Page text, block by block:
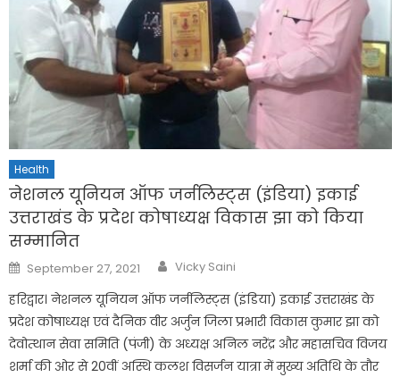
Health
नेशनल यूनियन ऑफ जर्नलिस्ट्स (इंडिया) इकाई
उत्तराखंड के प्रदेश कोषाध्यक्ष विकास झा को किया
सम्मानित
Posted
on
September 27, 2021 Author
Vicky Saini
हरिद्वार। नेशनल यूनियन ऑफ जर्नलिस्ट्स (इंडिया) इकाई उत्तराखंड के
प्रदेश कोषाध्यक्ष एवं दैनिक वीर अर्जुन जिला प्रभारी विकास कुमार झा को
देवोत्थान सेवा समिति (पंजी) के अध्यक्ष अनिल नरेंद्र और महासचिव विजय
शर्मा की ओर से 20वीं अस्थि कलश विसर्जन यात्रा में मुख्य अतिथि के तौर